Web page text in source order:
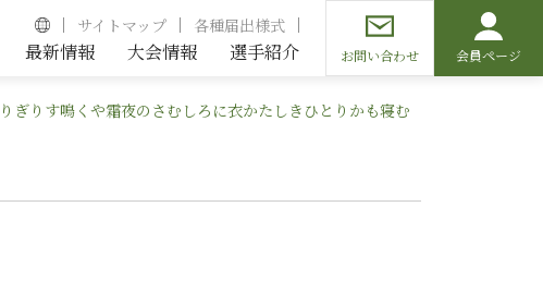
サイトマップ 各種届出様式
最新情報 大会情報 選手紹介 お問い合わせ 会員ページ
ぎりす鳴くや霜夜のさむしろに衣かたしきひとりかも寝む